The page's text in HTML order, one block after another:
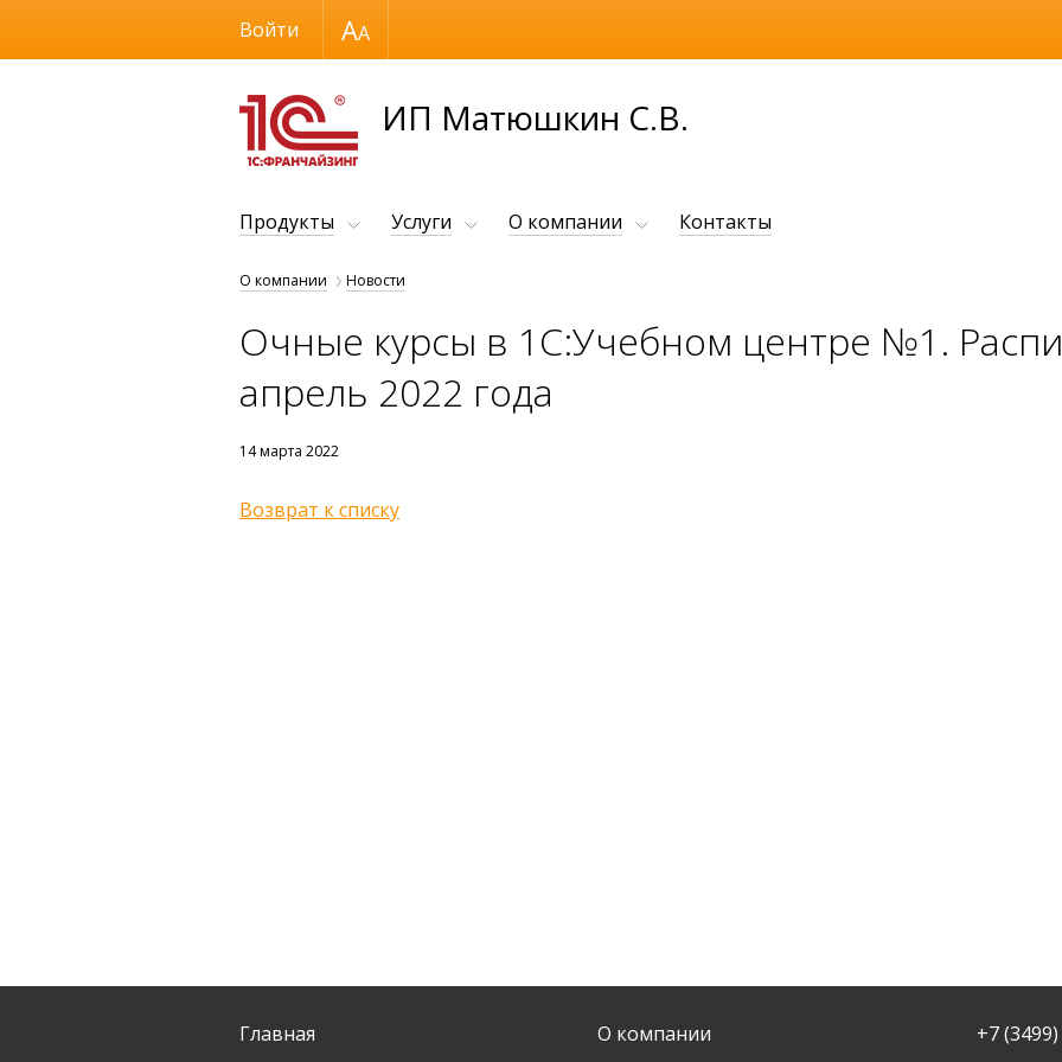
Размер шрифта
ИП Матюшкин С.В.
Войти
Продукты Услуги О компании Контакты
О компании Новости
Очные курсы в 1С:Учебном центре №1.
апрель 2022 года
14 марта 2022
Возврат к списку
Главная
О компании
+7